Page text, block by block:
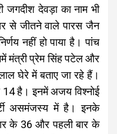
जगदीश देवड़ा का नाम भी
से जीतने वाले पारस जैन
नहीं हो पाया है। पांच
मंत्री प्रेम सिंह पटेल और
घेरे में बताए जा रहे हैं।
14 है। इनमें अजय विश्नोई
असमंजस्य में है। इनके
के 36 और पहली बार के